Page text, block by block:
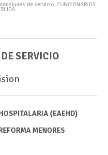
de servicio, FUNCIONARIOS
SERVICIO
(EAEHD)
MENORES